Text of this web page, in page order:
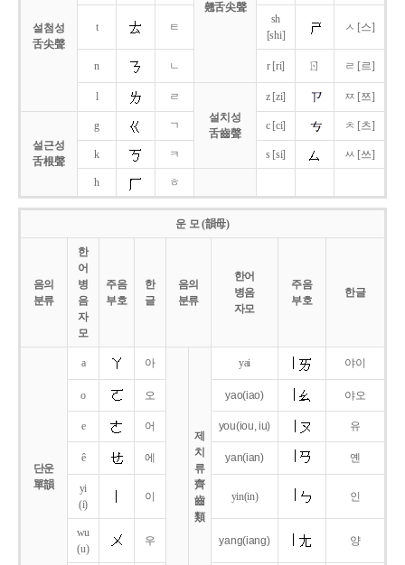
翹舌尖聲
설첨성
舌尖聲
t ㅌ
sh
[shi]
ㅅ [스]
n ㄴ r [ri] ㄖ ㄹ [르]
l
ㄹ
설치성
舌齒聲
z [zi] ㅉ [쯔]
설근성
舌根聲
g ㄱ c [ci] ㅊ [츠]
k ㅋ s [si] ㅆ [쓰]
h ㅎ
운 모 (韻母)
음의
분류
한
어
병
음
자
모
주음
부호
한
글
음의
분류
한어
병음
자모
주음
부호
한글
단운
單韻
a 아
제
치
류
齊
齒
類
yai 야이
o 오 yao(iao) 야오
e 어 you(iou,iu) 유
ê 에 yan(ian) 옌
yi
(i)
이 yin(in) 인
wu
(u)
우 yang(iang) 양